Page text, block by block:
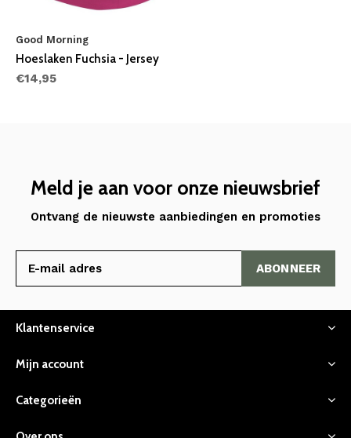
Good Morning
Hoeslaken Fuchsia - Jersey
€14,95
Meld je aan voor onze nieuwsbrief
Ontvang de nieuwste aanbiedingen en promoties
ABONNEER
Klantenservice
Mijn account
Categorieën